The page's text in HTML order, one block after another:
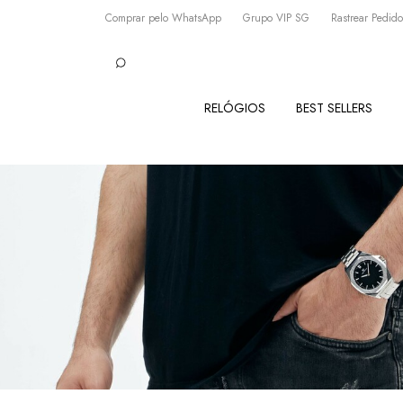
Comprar pelo WhatsApp Grupo VIP SG Rastrear Pedido
RELÓGIOS BEST SELLERS